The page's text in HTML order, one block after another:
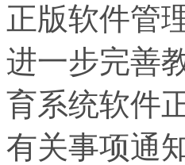
正版软件管
进一步完善
育系统软件
有关事项通